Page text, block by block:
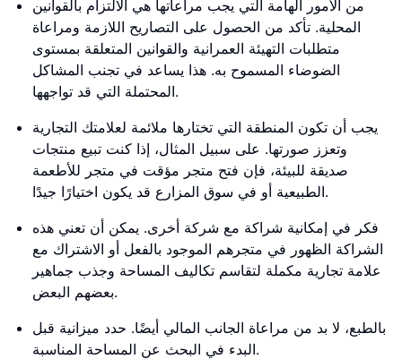
من الأمور الهامة التي يجب مراعاتها هي الالتزام بالقوانين
المحلية. تأكد من الحصول على التصاريح اللازمة ومراعاة
متطلبات التهيئة العمرانية والقوانين المتعلقة بمستوى
الضوضاء المسموح به. هذا يساعد في تجنب المشاكل
المحتملة التي قد تواجهها.
يجب أن تكون المنطقة التي تختارها ملائمة لعلامتك التجارية
وتعزز صورتها. على سبيل المثال، إذا كنت تبيع منتجات
صديقة للبيئة، فإن فتح متجر مؤقت في متجر للأطعمة
الطبيعية أو في سوق المزارع قد يكون اختيارًا جيدًا.
فكر في إمكانية شراكة مع شركة أخرى. يمكن أن تعني هذه
الشراكة الظهور في متجرهم الموجود بالفعل أو الاشتراك مع
علامة تجارية مكملة لتقاسم تكاليف المساحة وجذب جماهير
بعضهم البعض.
بالطبع، لا بد من مراعاة الجانب المالي أيضًا. حدد ميزانية قبل
البدء في البحث عن المساحة المناسبة.